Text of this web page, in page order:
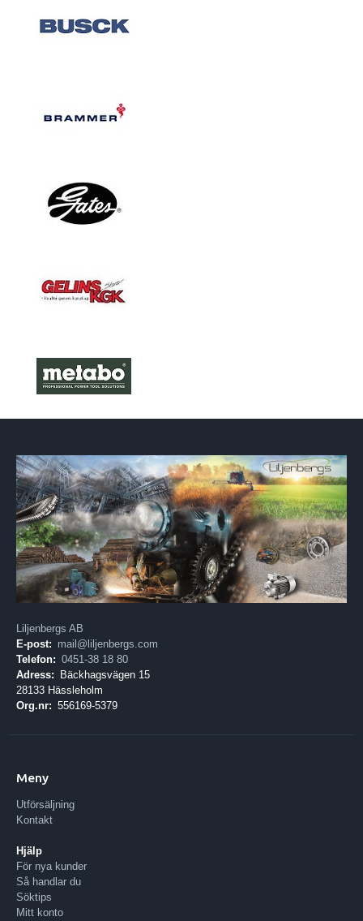
Liljenbergs AB
E-post: mail@liljenbergs.com
Telefon: 0451-38 18 80
Adress:
Bäckhagsvägen 15
28133 Hässleholm
Org.nr: 556169-5379
Meny
Utförsäljning
Kontakt
Hjälp
För nya kunder
Så handlar du
Söktips
Mitt konto